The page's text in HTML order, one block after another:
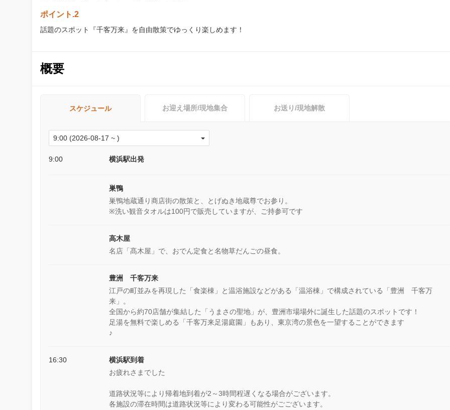
ポイント.2
話題のスポット『千客万来』を自由散策でゆっくり楽しめます！
概要
スケジュール お迎え場所/現地集合 お送り/現地解散
9:00 横浜駅出発
巣鴨
巣鴨地蔵通り商店街の散策と、とげぬき地蔵尊でお参り。
※洗い観音タオルは100円で販売していますが、ご持参可です
高木屋
名店「髙木屋」で、おでん定食と名物草だんごの昼食。
豊洲 千客万来
江戸の町並みを再現した「食楽棟」と温浴施設などがある「温浴棟」で構成されている「豊洲 千客万
来」。
全国から約70店舗が集結した「うまさの聖地」が、豊洲市場場外に誕生した話題のスポットです！
足湯を無料で楽しめる「千客万来足湯庭園」もあり、東京湾の景色を一望することができます
♪
16:30
横浜駅到着
お疲れさまでした
道路状況等により帰着地到着が2～3時間程遅くなる場合がございます。
各施設の滞在時間は道路状況等により変わる可能性がごございます。